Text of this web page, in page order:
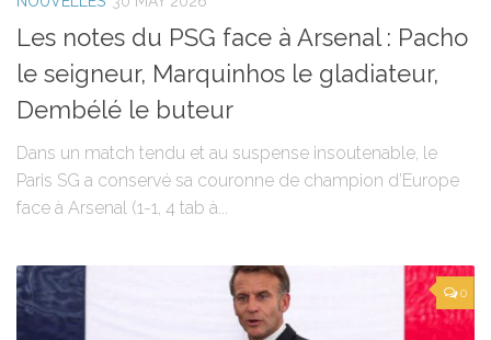
Les notes du PSG face à Arsenal : Pacho
le seigneur, Marquinhos le gladiateur,
Dembélé le buteur
Dans un match tendu et au suspense insoutenable, le
Paris SG a conservé sa couronne de champion d’Europe
face à Arsenal (1-1, 4 tab à...
0